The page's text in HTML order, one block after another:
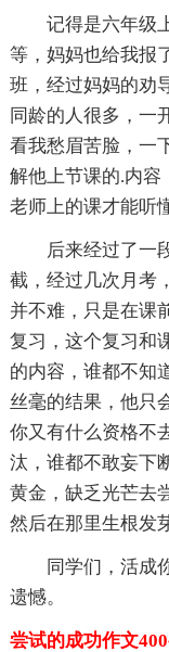
记得是六年级
等，妈妈也给我报
班，经过妈妈的劝
同龄的人很多，一
看我愁眉苦脸，一
解他上节课的.内容
老师上的课才能听
后来经过了一
截，经过几次月考
并不难，只是在课
复习，这个复习和
的内容，谁都不知
丝毫的结果，他只
你又有什么资格不
汰，谁都不敢妄下
黄金，缺乏光芒去
然后在那里生根发
同学们，活成
遗憾。
尝试的成功作文